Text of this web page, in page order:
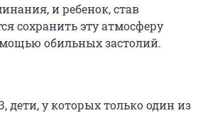
и ребенок, став
сохранить эту атмосферу
обильных застолий.
дети, у которых только один из